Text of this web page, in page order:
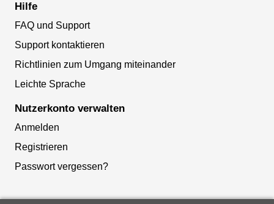
Hilfe
FAQ und Support
Support kontaktieren
Richtlinien zum Umgang miteinander
Leichte Sprache
Nutzerkonto verwalten
Anmelden
Registrieren
Passwort vergessen?